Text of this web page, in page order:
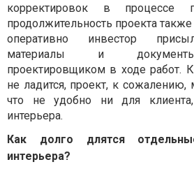
корректировок в процессе
продолжительность проекта
оперативно инвестор
материалы и
проектировщиком в ходе работ.
не ладится, проект, к
что не удобно ни для
интерьера.
Как долго длятся
интерьера?